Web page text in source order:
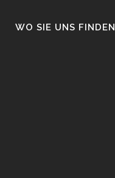
WO SIE UNS FINDEN